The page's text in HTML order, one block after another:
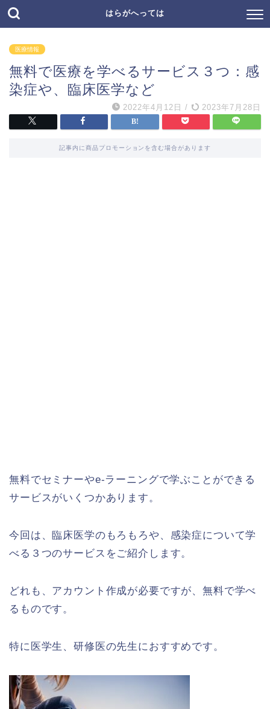
はらがへっては
医療情報
無料で医療を学べるサービス３つ：感
染症や、臨床医学など
2022年4月12日 / 2023年7月28日
記事内に商品プロモーションを含む場合があります
無料でセミナーやe-ラーニングで学ぶことができる
サービスがいくつかあります。
今回は、臨床医学のもろもろや、感染症について学
べる３つのサービスをご紹介します。
どれも、アカウント作成が必要ですが、無料で学べ
るものです。
特に医学生、研修医の先生におすすめです。